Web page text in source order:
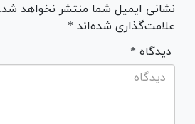
نشانی ایمیل شما منتشر نخواهد
علامت‌گذاری شده‌اند *
* دیدگاه